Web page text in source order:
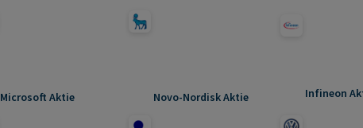
Microsoft Aktie Novo-Nordisk Aktie Infineon